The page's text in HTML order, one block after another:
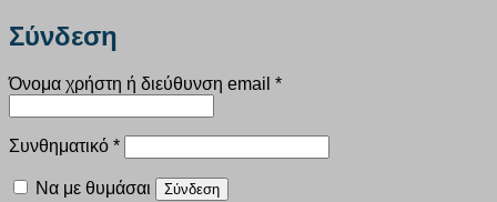
Σύνδεση
Όνομα χρήστη ή διεύθυνση email *Απαιτείται
Συνθηματικό *Απαιτείται
Να με θυμάσαι Σύνδεση